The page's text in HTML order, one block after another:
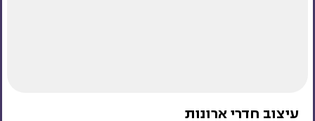
עיצוב חדרי ארונות